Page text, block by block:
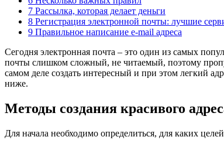
7 Рассылка, которая делает деньги
8 Регистрация электронной почты: лучшие
9 Правильное написание e-mail адреса
Сегодня электронная почта – это один из самых
почты слишком сложный, не читаемый, поэтому
самом деле создать интересный и при этом легкий
ниже.
Методы создания красивого
Для начала необходимо определиться, для каких целей